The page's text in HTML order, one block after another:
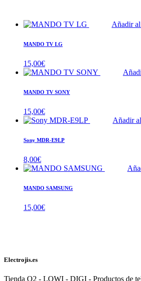
Añadir
MANDO TV LG
15,00€
MANDO TV SONY
15,00€
Añadir
Sony MDR-E9LP
8,00€
MANDO SAMSUNG
15,00€
Electrojis.es
Tienda O2 - LOWI - DIGI - Productos de